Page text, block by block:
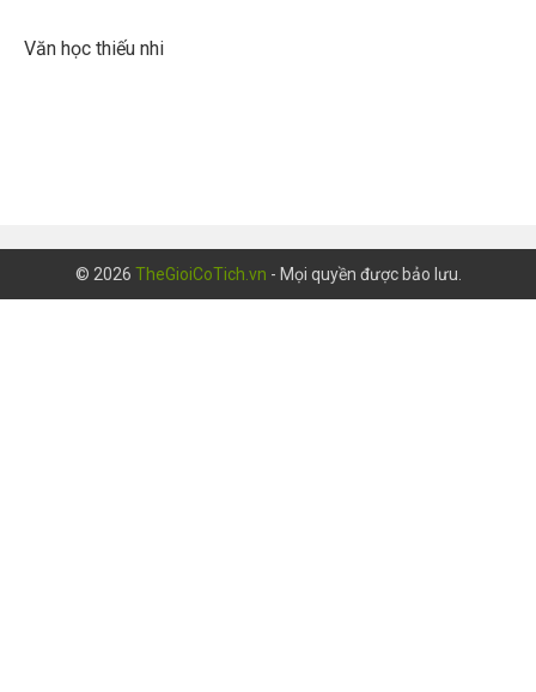
Văn học thiếu nhi
© 2026 TheGioiCoTich.vn - Mọi quyền được bảo lưu.